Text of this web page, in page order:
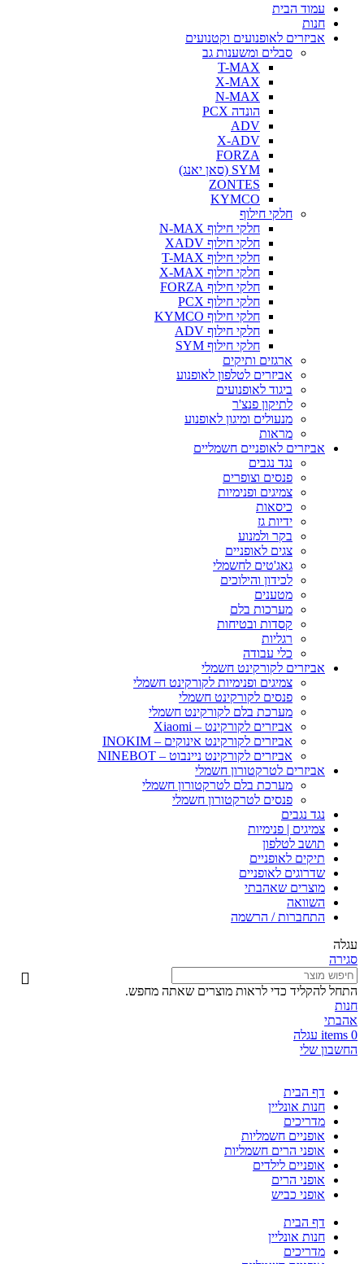
עמוד הבית
חנות
אביזרים לאופנועים וקטנועים
סבלים ומשענות גב
T-MAX
X-MAX
N-MAX
הונדה PCX
ADV
X-ADV
FORZA
SYM (סאן יאנג)
ZONTES
KYMCO
חלקי חילוף
חלקי חילוף N-MAX
חלקי חילוף XADV
חלקי חילוף T-MAX
חלקי חילוף X-MAX
חלקי חילוף FORZA
חלקי חילוף PCX
חלקי חילוף KYMCO
חלקי חילוף ADV
חלקי חילוף SYM
ארגזים ותיקים
אביזרים לטלפון לאופנוע
ביגוד לאופנועים
לתיקון פנצ'ר
מנעולים ומיגון לאופנוע
מראות
אביזרים לאופניים חשמליים
נגד נגבים
פנסים וצופרים
צמיגים ופנימיות
כיסאות
ידיות גז
בקר ולמנוע
צגים לאופניים
גאג'טים לחשמלי
לכידון והילוכים
מטענים
מערכות בלם
קסדות ובטיחות
רגליות
כלי עבודה
אביזרים לקורקינט חשמלי
צמיגים ופנימיות לקורקינט חשמלי
פנסים לקורקינט חשמלי
מערכת בלם לקורקינט חשמלי
אביזרים לקורקינט – Xiaomi
אביזרים לקורקינט אינוקים – INOKIM
אביזרים לקורקינט ניינבוט – NINEBOT
אביזרים לטרקטורון חשמלי
מערכת בלם לטרקטורון חשמלי
פנסים לטרקטורון חשמלי
נגד נגבים
צמיגים | פנימיות
תושב לטלפון
תיקים לאופניים
שדרוגים לאופניים
מוצרים שאהבתי
השוואה
התחברות / הרשמה
עגלה
סגירה
התחל להקליד כדי לראות מוצרים שאתה מחפש.
חנות
אהבתי
0
items עגלה
החשבון שלי
דף הבית
חנות אונליין
מדריכים
אופניים חשמליות
אופני הרים חשמליות
אופניים לילדים
אופני הרים
אופני כביש
דף הבית
חנות אונליין
מדריכים